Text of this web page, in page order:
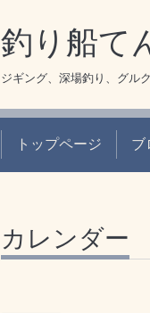
釣り船て
ジギング、深場釣り、グル
トップページ ブ
カレンダー